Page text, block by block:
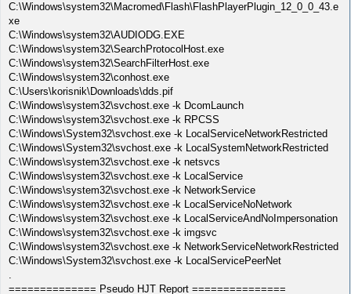
C:\Windows\system32\Macromed\Flash\FlashPlayerPlugin_12_0_0_43.e
xe
C:\Windows\system32\AUDIODG.EXE
C:\Windows\system32\SearchProtocolHost.exe
C:\Windows\system32\SearchFilterHost.exe
C:\Windows\system32\conhost.exe
C:\Users\korisnik\Downloads\dds.pif
C:\Windows\system32\svchost.exe -k DcomLaunch
C:\Windows\system32\svchost.exe -k RPCSS
C:\Windows\System32\svchost.exe -k LocalServiceNetworkRestricted
C:\Windows\System32\svchost.exe -k LocalSystemNetworkRestricted
C:\Windows\system32\svchost.exe -k netsvcs
C:\Windows\system32\svchost.exe -k LocalService
C:\Windows\system32\svchost.exe -k NetworkService
C:\Windows\system32\svchost.exe -k LocalServiceNoNetwork
C:\Windows\system32\svchost.exe -k LocalServiceAndNoImpersonation
C:\Windows\system32\svchost.exe -k imgsvc
C:\Windows\system32\svchost.exe -k NetworkServiceNetworkRestricted
C:\Windows\System32\svchost.exe -k LocalServicePeerNet
.
============== Pseudo HJT Report ===============